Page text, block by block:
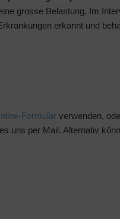
grosse Belastung. Im
erkannt und
Formular verwenden,
uns per Mail. Alternativ